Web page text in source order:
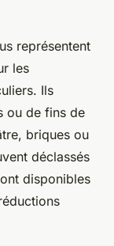
représentent
les
Ils
ou de fins de
briques ou
déclassés
disponibles